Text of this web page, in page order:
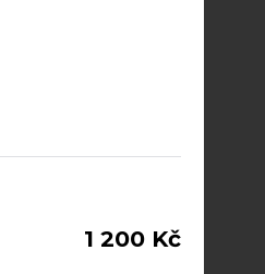
1 200 Kč